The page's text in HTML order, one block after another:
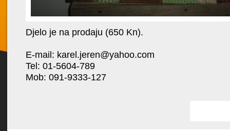
Djelo je na prodaju (650 Kn).
E-mail: karel.jeren@yahoo.com
Tel: 01-5604-789
Mob: 091-9333-127